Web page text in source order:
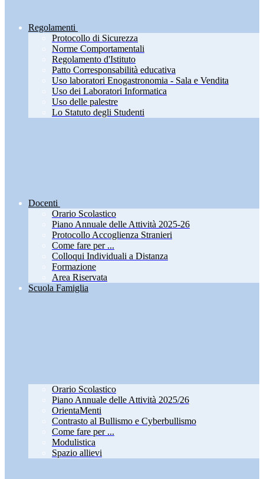
Regolamenti
Protocollo di Sicurezza
Norme Comportamentali
Regolamento d'Istituto
Patto Corresponsabilità educativa
Uso laboratori Enogastronomia - Sala e Vendita
Uso dei Laboratori Informatica
Uso delle palestre
Lo Statuto degli Studenti
Docenti
Orario Scolastico
Piano Annuale delle Attività 2025-26
Protocollo Accoglienza Stranieri
Come fare per ...
Colloqui Individuali a Distanza
Formazione
Area Riservata
Scuola Famiglia
Orario Scolastico
Piano Annuale delle Attività 2025/26
OrientaMenti
Contrasto al Bullismo e Cyberbullismo
Come fare per ...
Modulistica
Spazio allievi